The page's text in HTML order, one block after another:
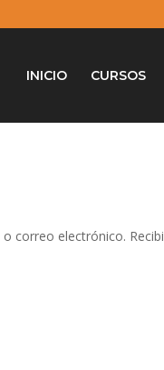
INICIO CURSOS
correo electrónico.